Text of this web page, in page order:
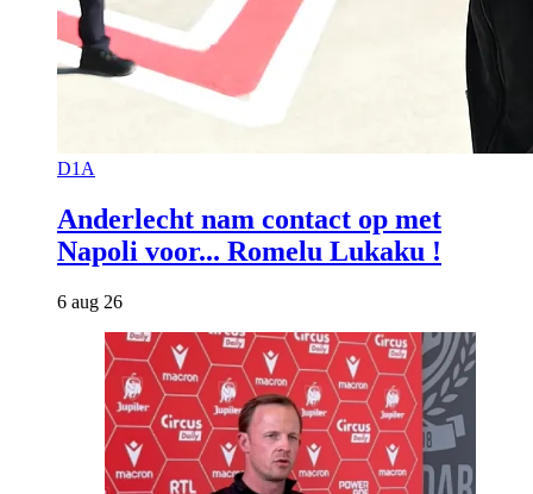
D1A
Anderlecht nam contact op met
Napoli voor... Romelu Lukaku !
6 aug 26